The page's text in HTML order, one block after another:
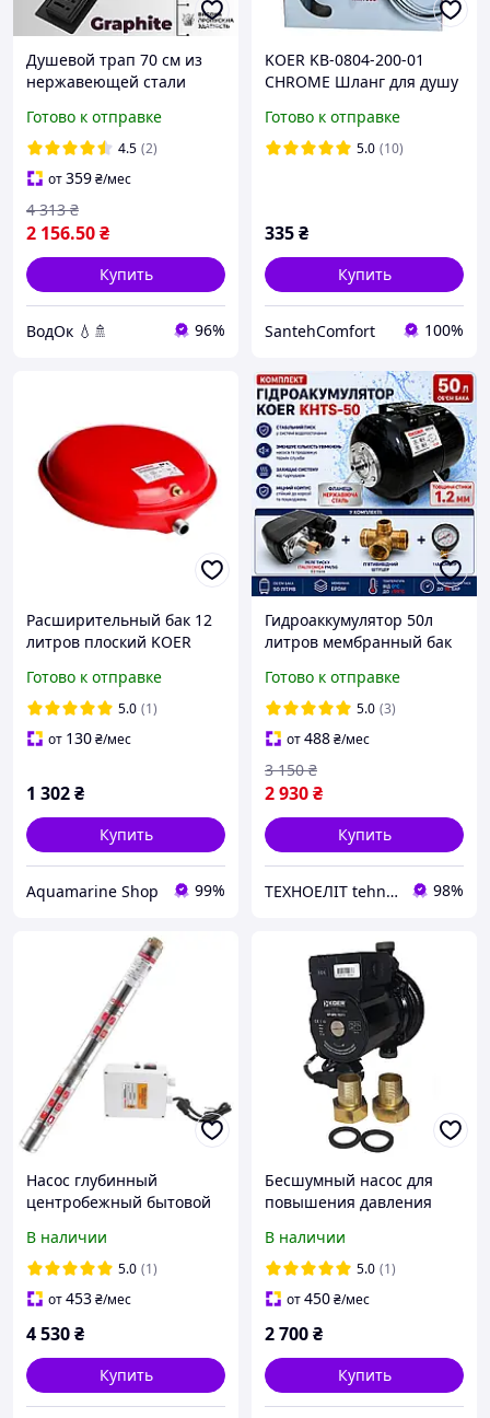
Душевой трап 70 см из
нержавеющей стали
ГРАФИТ 700 мм
нержавейка напольный
линейный в душ
душевую кабину
Готово к отправке
4.5 (2)
от359₴/мес
2 156.50₴
4 313 ₴
Купить
ВодОк 💧🚿 96%
KOER KB-0804-200-01
CHROME Шланг для душу
Готово к отправке
5.0 (10)
335₴
Купить
SantehComfort 100%
Расширительный бак 12
литров плоский KOER
Готово к отправке
5.0 (1)
от 130₴/мес
1 302₴
Купить
Aquamarine Shop 99%
Гидроаккумулятор 50л
литров мембранный бак
насосов систем
водоснабжения с реле
давления в сборе KOER
KHTS-50
Готово к отправке
5.0 (3)
от488₴/мес
2 930₴
3 150 ₴
Купить
ТЕХНОЕЛІТ tehnoelit.com.ua: Багатий ДІМ корисних товарів 98%
Насос глубинный
центробежный бытовой
Вт Koer 3SDM 2/11 с
пультом (Кабель 1м)
В наличии
5.0 (1)
от453₴/мес
4 530₴
Купить
Бесшумный насос для
повышения давления
В наличии
5.0 (1)
от450₴/мес
2 700₴
Купить